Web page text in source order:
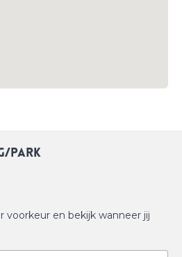
park
voorkeur en bekijk wanneer jij